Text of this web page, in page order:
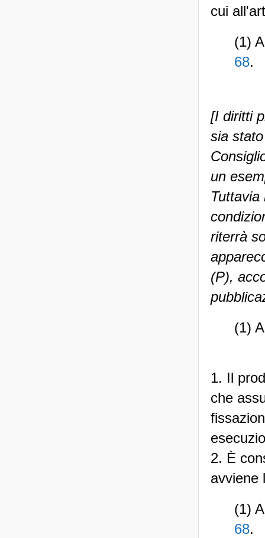
cui
(1)
68.
[I diritti
sia
un
riterrà
(P),
(1)
1. Il
che
2. È
avviene
(1)
68.